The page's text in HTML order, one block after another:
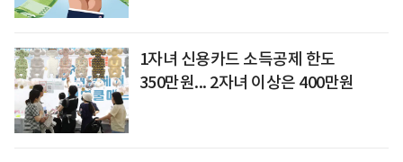
1자녀 신용카드 소득공제 한도
350만원... 2자녀 이상은 400만원